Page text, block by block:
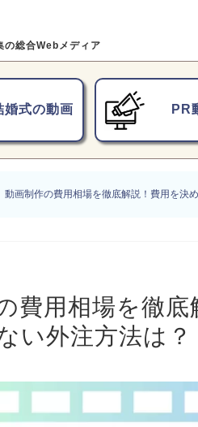
の総合Webメディア
婚式の動画 PR
動画制作の費用相場を徹底解説！費用を決
費用相場を徹底
い外注方法は？